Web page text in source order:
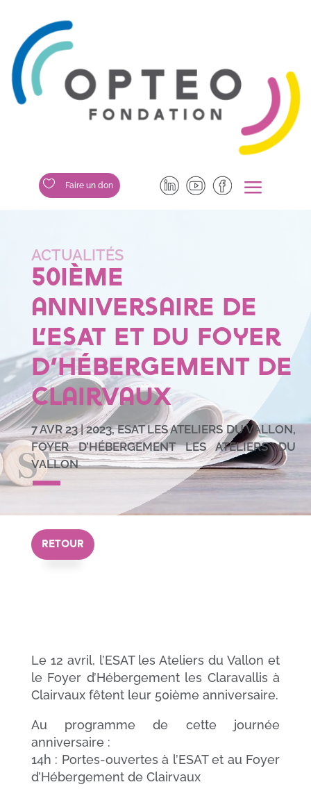
 Faire un don a
50ième
anniversaire de
l’ESAT et du Foyer
d’Hébergement de
Clairvaux
7 AVR 23|2023,ESAT LES ATELIERS DU VALLON,
FOYER D’HÉBERGEMENT LES ATELIERS DU
VALLON
RETOUR
Le 12 avril, l’ESAT les Ateliers du Vallon et
le Foyer d’Hébergement les Claravallis à
Clairvaux fêtent leur 50ième anniversaire.
Au programme de cette journée
anniversaire :
14h : Portes-ouvertes à l’ESAT et au Foyer
d’Hébergement de Clairvaux